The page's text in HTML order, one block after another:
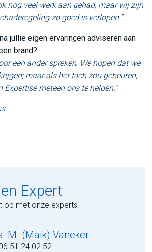
nog veel werk aan gehad, maar wij zijn
zo goed is verlopen.”
jullie eigen ervaringen adviseren aan
brand?
een ander spreken. We hopen dat we
maar als het toch zou gebeuren,
Expertise meteen ons te helpen.”
Expert
op met onze experts.
M. (Maik) Vaneker
06 51 24 02 52